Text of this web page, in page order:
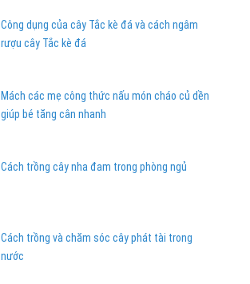
Công dụng của cây Tắc kè đá và cách ngâm
rượu cây Tắc kè đá
Mách các mẹ công thức nấu món cháo củ dền
giúp bé tăng cân nhanh
Cách trồng cây nha đam trong phòng ngủ
Cách trồng và chăm sóc cây phát tài trong
nước